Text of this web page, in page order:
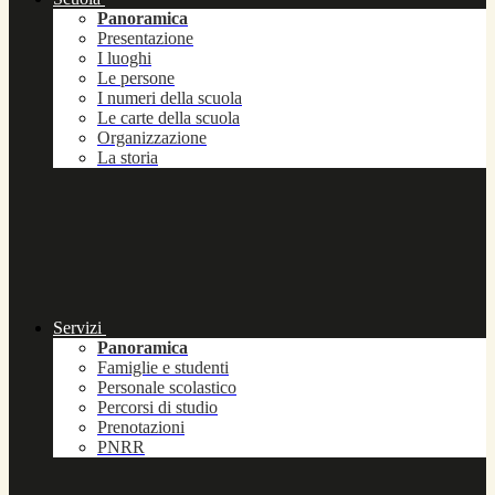
Panoramica
Presentazione
I luoghi
Le persone
I numeri della scuola
Le carte della scuola
Organizzazione
La storia
Servizi
Panoramica
Famiglie e studenti
Personale scolastico
Percorsi di studio
Prenotazioni
PNRR